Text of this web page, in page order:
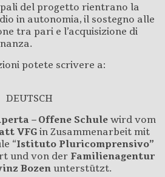
del progetto rientrano la
in autonomia, il sostegno alle
tra pari e l’acquisizione di
potete scrivere a:
DEUTSCH
– Offene Schule wird vom
VFG in Zusammenarbeit mit
“Istituto Pluricomprensivo”
und von der Familienagentur
Bozen unterstützt.